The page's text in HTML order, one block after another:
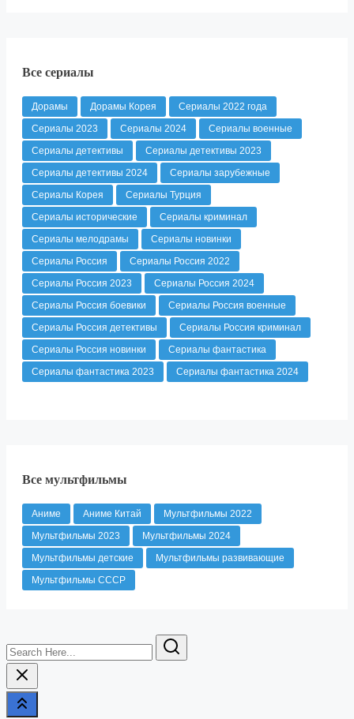
Все сериалы
Дорамы Дорамы Корея
Сериалы 2022 года
Сериалы 2023
Сериалы 2024
Сериалы военные
Сериалы детективы
Сериалы детективы 2023
Сериалы детективы 2024
Сериалы зарубежные
Сериалы Корея
Сериалы Турция
Сериалы исторические
Сериалы криминал
Сериалы мелодрамы
Сериалы новинки
Сериалы Россия
Сериалы Россия 2022
Сериалы Россия 2023
Сериалы Россия 2024
Сериалы Россия боевики
Сериалы Россия военные
Сериалы Россия детективы
Сериалы Россия криминал
Сериалы Россия новинки
Сериалы фантастика
Сериалы фантастика 2023
Сериалы фантастика 2024
Все мультфильмы
Аниме Аниме Китай
Мультфильмы 2022
Мультфильмы 2023
Мультфильмы 2024
Мультфильмы детские
Мультфильмы развивающие
Мультфильмы СССР
Search
Here...